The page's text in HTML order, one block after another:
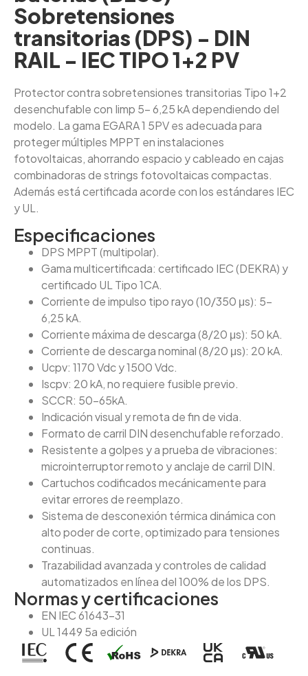
Sobretensiones
transitorias (DPS) - DIN
RAIL - IEC TIPO 1+2 PV
Protector contra sobretensiones transitorias Tipo 1+2
desenchufable con Iimp 5- 6,25 kA dependiendo del
modelo. La gama EGARA 1 5PV es adecuada para
proteger múltiples MPPT en instalaciones
fotovoltaicas, ahorrando espacio y cableado en cajas
combinadoras de strings fotovoltaicas compactas.
Además está certificada acorde con los estándares IEC
y UL.
Especificaciones
DPS MPPT (multipolar).
Gama multicertificada: certificado IEC (DEKRA) y
certificado UL Tipo 1CA.
Corriente de impulso tipo rayo (10/350 μs): 5-
6,25 kA.
Corriente máxima de descarga (8/20 μs): 50 kA.
Corriente de descarga nominal (8/20 μs): 20 kA.
Ucpv: 1170 Vdc y 1500 Vdc.
Iscpv: 20 kA, no requiere fusible previo.
SCCR: 50-65kA.
Indicación visual y remota de fin de vida.
Formato de carril DIN desenchufable reforzado.
Resistente a golpes y a prueba de vibraciones:
microinterruptor remoto y anclaje de carril DIN.
Cartuchos codificados mecánicamente para
evitar errores de reemplazo.
Sistema de desconexión térmica dinámica con
alto poder de corte, optimizado para tensiones
continuas.
Trazabilidad avanzada y controles de calidad
automatizados en línea del 100% de los DPS.
Normas y certificaciones
EN IEC 61643-31
UL 1449 5a edición